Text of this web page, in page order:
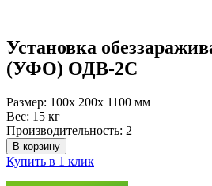
Установка
(УФО) ОДВ-2С
Размер: 100x 200x 1100 мм
Вес: 15 кг
Производительность: 2
В корзину
Купить в 1 клик